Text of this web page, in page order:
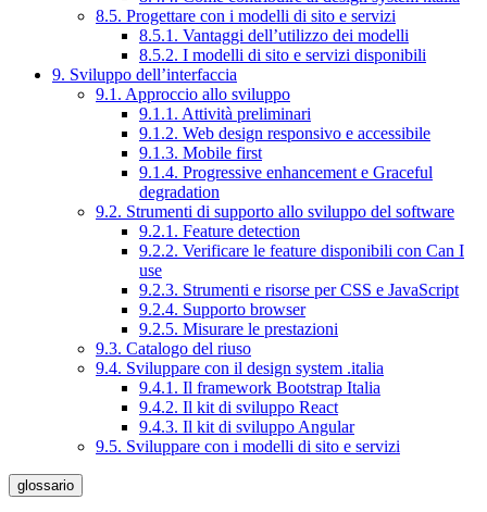
8.5. Progettare con i modelli di sito e servizi
8.5.1. Vantaggi dell’utilizzo dei modelli
8.5.2. I modelli di sito e servizi disponibili
9. Sviluppo dell’interfaccia
9.1. Approccio allo sviluppo
9.1.1. Attività preliminari
9.1.2. Web design responsivo e accessibile
9.1.3. Mobile first
9.1.4. Progressive enhancement e Graceful
degradation
9.2. Strumenti di supporto allo sviluppo del software
9.2.1. Feature detection
9.2.2. Verificare le feature disponibili con Can I
use
9.2.3. Strumenti e risorse per CSS e JavaScript
9.2.4. Supporto browser
9.2.5. Misurare le prestazioni
9.3. Catalogo del riuso
9.4. Sviluppare con il design system .italia
9.4.1. Il framework Bootstrap Italia
9.4.2. Il kit di sviluppo React
9.4.3. Il kit di sviluppo Angular
9.5. Sviluppare con i modelli di sito e servizi
glossario